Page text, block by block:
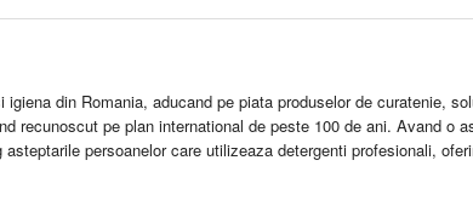
din Romania, aducand pe piata produselor de curatenie,
recunoscut pe plan international de peste 100 de ani. Avand o
persoanelor care utilizeaza detergenti profesionali,